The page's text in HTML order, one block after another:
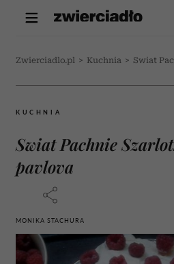
Zwierciadlo.pl > Kuchnia > Swiat
KUCHNIA
Swiat Pachnie
pavlova
MONIKA STACHURA